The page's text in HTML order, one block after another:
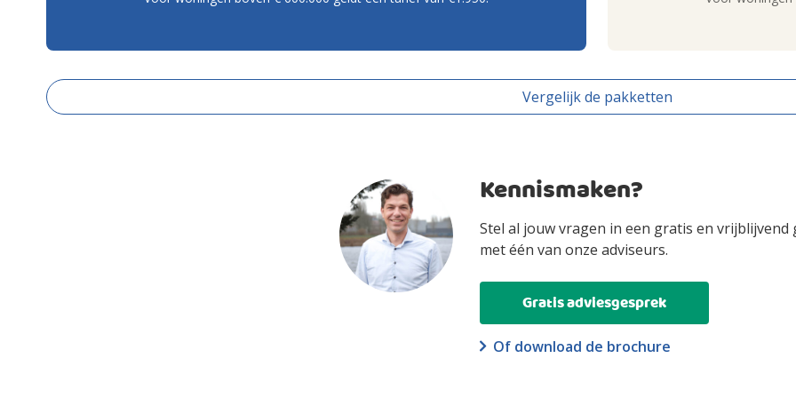
Vergelijk de pakketten
Kennismaken?
Stel al jouw vragen in een gratis en vrijblijvend
met één van onze adviseurs.
Gratis adviesgesprek
Of download de brochure